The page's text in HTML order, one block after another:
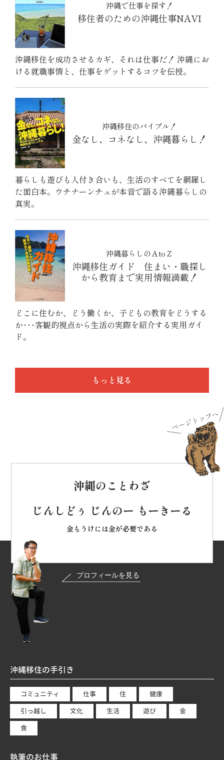
沖縄で仕事を探す！
移住者のための沖縄仕事NAVI
沖縄移住を成功させるカギ、それは仕事だ！ 沖縄にお
ける就職事情と、仕事をゲットするコツを伝授。
沖縄移住のバイブル！
金なし、コネなし、沖縄暮らし！
暮らしも遊びも人付き合いも、生活のすべてを網羅し
た面白本。ウチナーンチュが本音で語る沖縄暮らしの
真実。
沖縄暮らしのＡtoＺ
沖縄移住ガイド 住まい・職探し
から教育まで実用情報満載！
どこに住むか、どう働くか、子どもの教育をどうする
か･･･客観的視点から生活の実際を紹介する実用ガイ
ド。
もっと見る
沖縄のことわざ
じんしどぅ じんのー もーきーる
金もうけには金が必要である
沖縄移住の手引き
コミュニティ 仕事 住
健康
引っ越し
文化 生活 遊び
金
食
執筆のお仕事